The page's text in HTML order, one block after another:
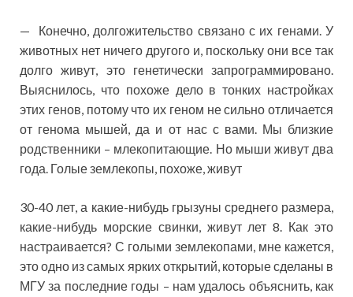
— Конечно, долгожительство связано с их генами. У
животных нет ничего другого и, поскольку они все так
долго живут, это генетически запрограммировано.
Выяснилось, что похоже дело в тонких настройках
этих генов, потому что их геном не сильно отличается
от генома мышей, да и от нас с вами. Мы близкие
родственники – млекопитающие. Но мыши живут два
года. Голые землекопы, похоже, живут
30-40 лет, а какие-нибудь грызуны среднего размера,
какие-нибудь морские свинки, живут лет 8. Как это
настраивается? С голыми землекопами, мне кажется,
это одно из самых ярких открытий, которые сделаны в
МГУ за последние годы – нам удалось объяснить, как